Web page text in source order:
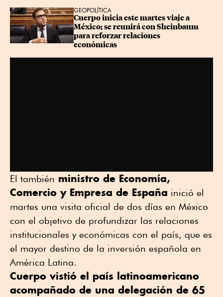
GEOPOLÍTICA
Cuerpo inicia este martes viaje a
México; se reunirá con Sheinbaum
para reforzar relaciones
económicas
El también ministro de Economía,
Comercio y Empresa de España inició el
martes una visita oficial de dos días en México
con el objetivo de profundizar las relaciones
institucionales y económicas con el país, que es
el mayor destino de la inversión española en
América Latina.
Cuerpo vistió el país latinoamericano
acompañado de una delegación de 65